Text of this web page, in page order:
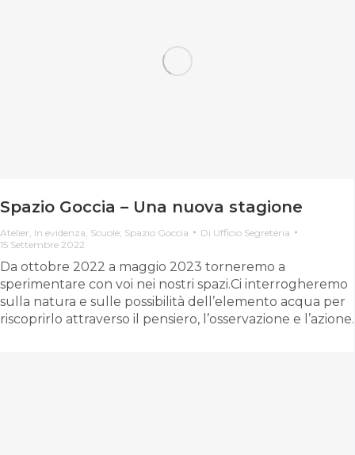
Spazio Goccia – Una nuova stagione
Atelier In evidenza Scuole Spazio Goccia Di Ufficio Segreteria
15 Settembre 2022
Da ottobre 2022 a maggio 2023 torneremo a
sperimentare con voi nei nostri spazi.Ci interrogheremo
sulla natura e sulle possibilità dell’elemento acqua per
riscoprirlo attraverso il pensiero, l’osservazione e l’azione.